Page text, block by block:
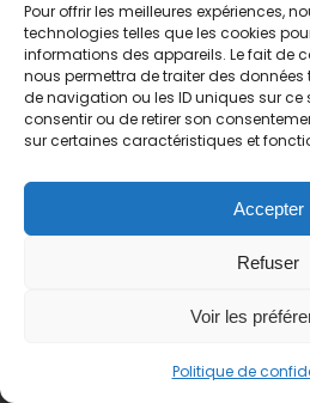
Pour offrir les meilleures expériences,
technologies telles que les cookies
informations des appareils. Le fait de
nous permettra de traiter des
de navigation ou les ID uniques sur ce
consentir ou de retirer son
sur certaines caractéristiques et
Accepter
Refuser
Voir les
Politique de
RSE
Izypeo
A propos
Nous choisir
Nos services